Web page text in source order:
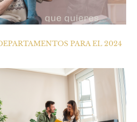
PARA EL 2024